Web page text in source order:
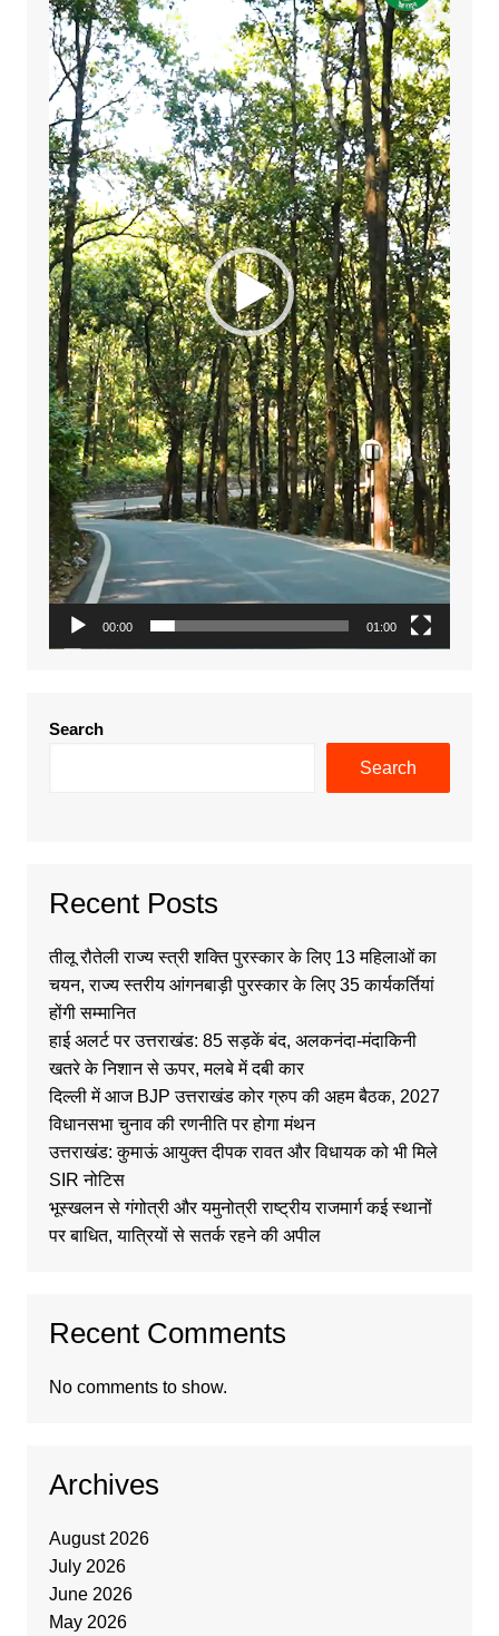
00:00 01:00
Search
Search
Recent Posts
तीलू रौतेली राज्य स्त्री शक्ति पुरस्कार के लिए 13 महिलाओं का
चयन, राज्य स्तरीय आंगनबाड़ी पुरस्कार के लिए 35 कार्यकर्तियां
होंगी सम्मानित
हाई अलर्ट पर उत्तराखंड: 85 सड़कें बंद, अलकनंदा-मंदाकिनी
खतरे के निशान से ऊपर, मलबे में दबी कार
दिल्ली में आज BJP उत्तराखंड कोर ग्रुप की अहम बैठक, 2027
विधानसभा चुनाव की रणनीति पर होगा मंथन
उत्तराखंड: कुमाऊं आयुक्त दीपक रावत और विधायक को भी मिले
SIR नोटिस
भूस्खलन से गंगोत्री और यमुनोत्री राष्ट्रीय राजमार्ग कई स्थानों
पर बाधित, यात्रियों से सतर्क रहने की अपील
Recent Comments
No comments to show.
Archives
August 2026
July 2026
June 2026
May 2026